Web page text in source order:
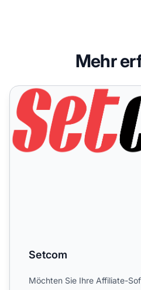
Mehr
Setcom
Setcom
Möchten Sie Ihre Affiliate-